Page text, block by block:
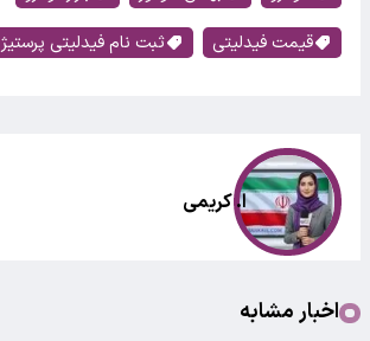
قیمت فیدلیتی
ثبت نام فیدلیتی پرستیژ
ا. کریمی
اخبار مشابه